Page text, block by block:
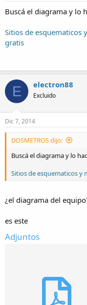
Buscá el diagrama y lo
Sitios de esquematicos
gratis
E electron88
Excluido
Dic 7, 2014
DOSMETROS dijo:
Buscá el diagrama y lo
Sitios de esquematicos y
¿el diagrama del
es este
Adjuntos